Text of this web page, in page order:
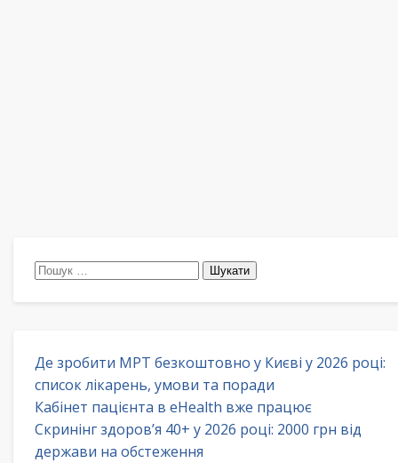
Пошук:
Де зробити МРТ безкоштовно у Києві у 2026 році:
список лікарень, умови та поради
Кабінет пацієнта в eHealth вже працює
Скринінг здоров’я 40+ у 2026 році: 2000 грн від
держави на обстеження